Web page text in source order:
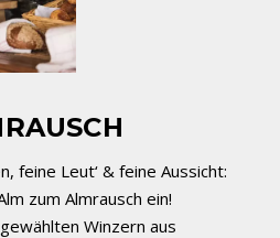
feine Leut‘ & feine Aussicht:
zum Almrausch ein!
Winzern aus